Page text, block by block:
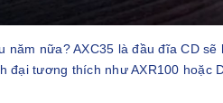
nữa? AXC35 là đầu đĩa CD
tương thích như AXR100 hoặc